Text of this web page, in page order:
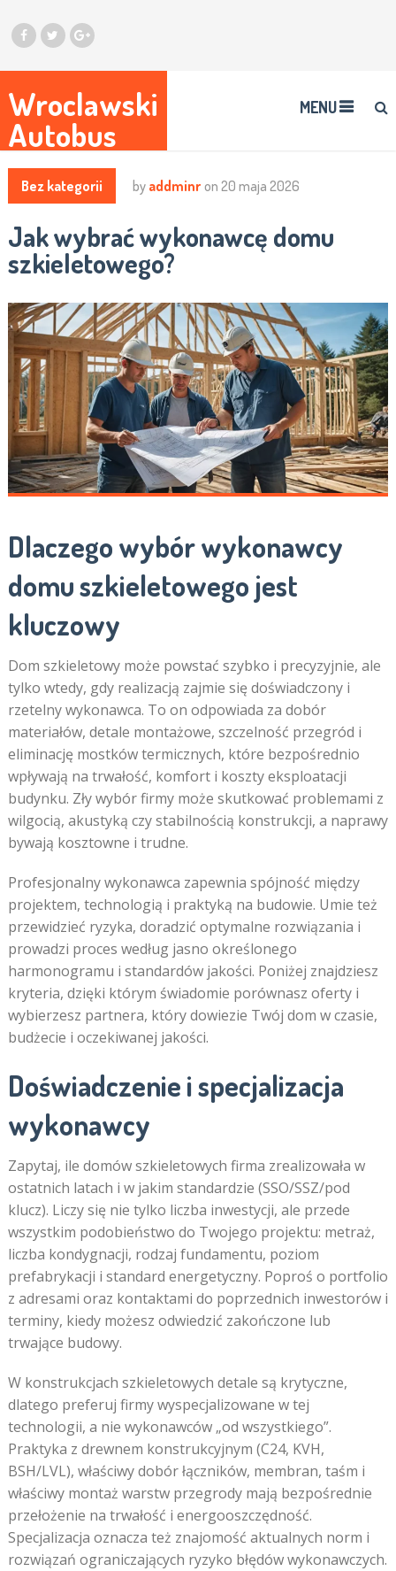
Wroclawski
Autobus
MENU
Bez kategorii by addminr on 20 maja 2026
Jak wybrać wykonawcę domu
szkieletowego?
Dlaczego wybór wykonawcy
domu szkieletowego jest
kluczowy
Dom szkieletowy może powstać szybko i precyzyjnie, ale
tylko wtedy, gdy realizacją zajmie się doświadczony i
rzetelny wykonawca. To on odpowiada za dobór
materiałów, detale montażowe, szczelność przegród i
eliminację mostków termicznych, które bezpośrednio
wpływają na trwałość, komfort i koszty eksploatacji
budynku. Zły wybór firmy może skutkować problemami z
wilgocią, akustyką czy stabilnością konstrukcji, a naprawy
bywają kosztowne i trudne.
Profesjonalny wykonawca zapewnia spójność między
projektem, technologią i praktyką na budowie. Umie też
przewidzieć ryzyka, doradzić optymalne rozwiązania i
prowadzi proces według jasno określonego
harmonogramu i standardów jakości. Poniżej znajdziesz
kryteria, dzięki którym świadomie porównasz oferty i
wybierzesz partnera, który dowiezie Twój dom w czasie,
budżecie i oczekiwanej jakości.
Doświadczenie i specjalizacja
wykonawcy
Zapytaj, ile domów szkieletowych firma zrealizowała w
ostatnich latach i w jakim standardzie (SSO/SSZ/pod
klucz). Liczy się nie tylko liczba inwestycji, ale przede
wszystkim podobieństwo do Twojego projektu: metraż,
liczba kondygnacji, rodzaj fundamentu, poziom
prefabrykacji i standard energetyczny. Poproś o portfolio
z adresami oraz kontaktami do poprzednich inwestorów i
terminy, kiedy możesz odwiedzić zakończone lub
trwające budowy.
W konstrukcjach szkieletowych detale są krytyczne,
dlatego preferuj firmy wyspecjalizowane w tej
technologii, a nie wykonawców „od wszystkiego”.
Praktyka z drewnem konstrukcyjnym (C24, KVH,
BSH/LVL), właściwy dobór łączników, membran, taśm i
właściwy montaż warstw przegrody mają bezpośrednie
przełożenie na trwałość i energooszczędność.
Specjalizacja oznacza też znajomość aktualnych norm i
rozwiązań ograniczających ryzyko błędów wykonawczych.